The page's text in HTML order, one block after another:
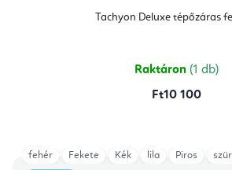
Tachyon Deluxe tépőzáras
Raktáron (1 db)
Ft10 100
fehér Fekete Kék lila Piros